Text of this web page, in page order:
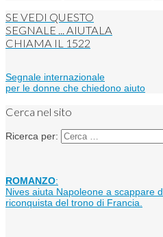
SE VEDI QUESTO
SEGNALE ... AIUTALA
CHIAMA IL 1522
Segnale internazionale
per le donne che chiedono aiuto
Cerca nel sito
Ricerca per:
ROMANZO:
Nives aiuta Napoleone a scappare
riconquista del trono di Francia.